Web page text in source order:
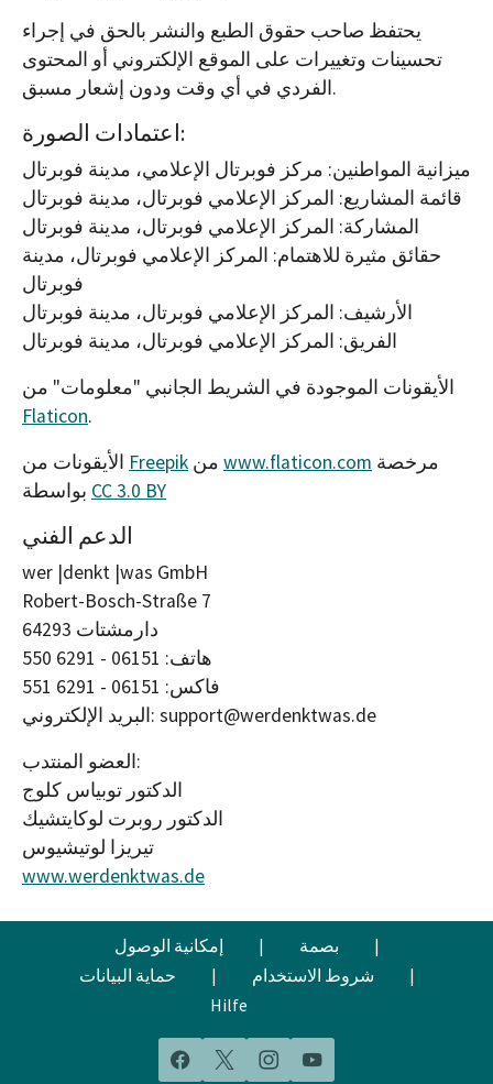
يحتفظ صاحب حقوق الطبع والنشر بالحق في إجراء
تحسينات وتغييرات على الموقع الإلكتروني أو المحتوى
الفردي في أي وقت ودون إشعار مسبق.
اعتمادات الصورة:
ميزانية المواطنين: مركز فوبرتال الإعلامي، مدينة فوبرتال
قائمة المشاريع: المركز الإعلامي فوبرتال، مدينة فوبرتال
المشاركة: المركز الإعلامي فوبرتال، مدينة فوبرتال
حقائق مثيرة للاهتمام: المركز الإعلامي فوبرتال، مدينة
فوبرتال
الأرشيف: المركز الإعلامي فوبرتال، مدينة فوبرتال
الفريق: المركز الإعلامي فوبرتال، مدينة فوبرتال
الأيقونات الموجودة في الشريط الجانبي "معلومات" من
Flaticon.
Freepik www.flaticon.com
CC 3.0 BY
الدعم الفني
wer |denkt |was GmbH
Robert-Bosch-Straße 7
64293 دارمشتات
هاتف: 06151 - 6291 550
فاكس: 06151 - 6291 551
البريد الإلكتروني: support@werdenktwas.de
العضو المنتدب:
الدكتور توبياس كلوج
الدكتور روبرت لوكايتشيك
تيريزا لوتيشيوس
www.werdenktwas.de
إمكانية الوصول | بصمة
|
حماية البيانات
| شروط الاستخدام
|
Hilfe
Facebook
X InstagramYouTube